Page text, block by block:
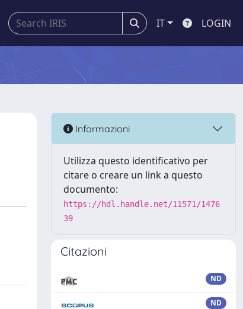
IT LOGIN
Informazioni
Utilizza questo identificativo per
citare o creare un link a questo
documento:
https://hdl.handle.net/11571/1476
39
Citazioni
ND
ND